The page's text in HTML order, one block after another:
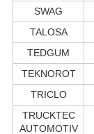
SWAG
TALOSA
TEDGUM
TEKNOROT
TRICLO
TRUCKTEC
AUTOMOTIV